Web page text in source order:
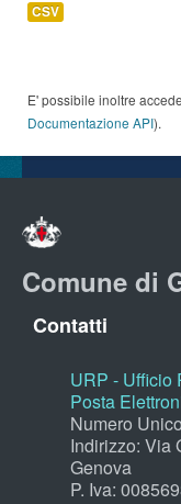
CSV
E' possibile inoltre
Documentazione API).
Comune di
Contatti
URP - Ufficio
Posta
Numero
Indirizzo: Via
Genova
P. Iva: